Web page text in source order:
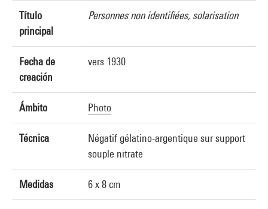
Título
principal
Personnes non identifiées, solarisation
Fecha de
creación
vers 1930
Ámbito Photo
Técnica
Négatif gélatino-argentique sur support
souple nitrate
Medidas 6 x 8 cm